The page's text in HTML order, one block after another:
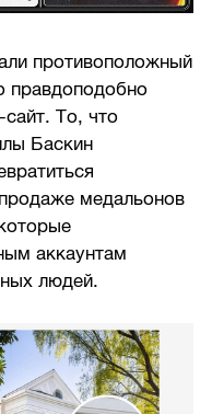
противоположный
правдоподобно
То, что
Баскин
медальонов
аккаунтам
людей.